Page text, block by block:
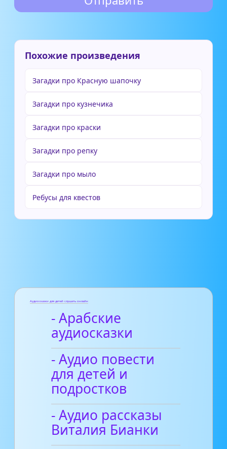
Похожие произведения
Загадки про Красную шапочку
Загадки про кузнечика
Загадки про краски
Загадки про репку
Загадки про мыло
Ребусы для квестов
Аудиосказки для детей слушать онлайн
- Арабские
аудиосказки
- Аудио повести
для детей и
подростков
- Аудио рассказы
Виталия Бианки